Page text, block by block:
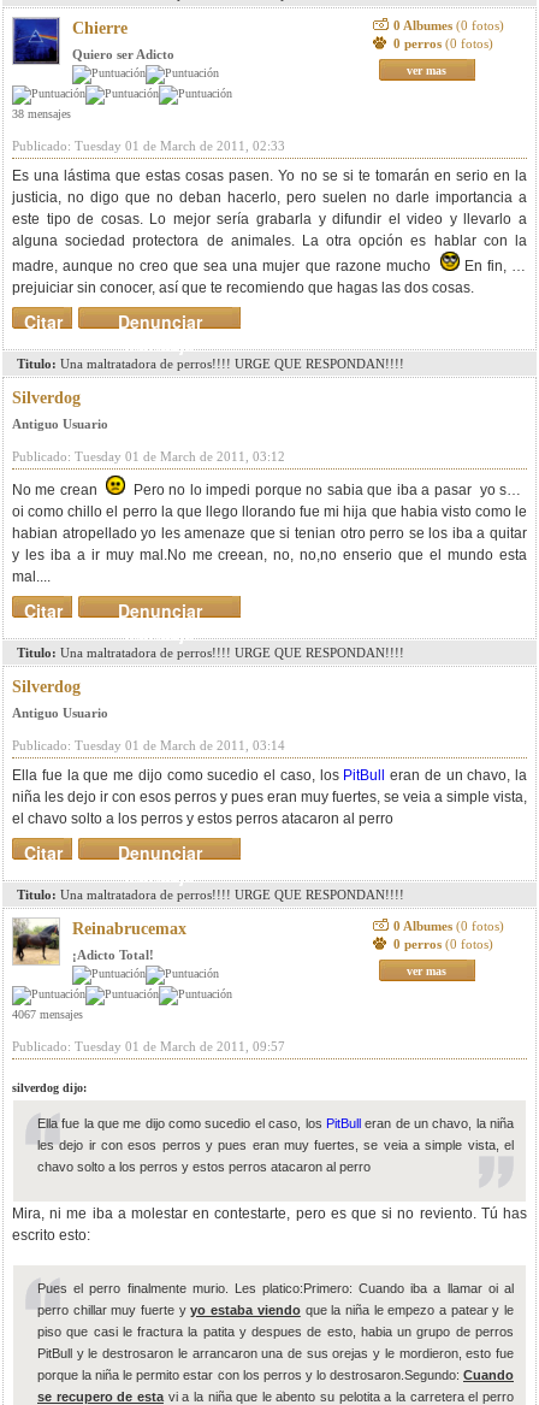
Chierre
Quiero ser Adicto
38 mensajes
0 Albumes (0 fotos)
0 perros (0 fotos)
ver mas
Publicado: Tuesday 01 de March de 2011, 02:33
Es una lástima que estas cosas pasen. Yo no se si te tomarán en serio en la
justicia, no digo que no deban hacerlo, pero suelen no darle importancia a
este tipo de cosas. Lo mejor sería grabarla y difundir el video y llevarlo a
alguna sociedad protectora de animales. La otra opción es hablar con la
madre, aunque no creo que sea una mujer que razone mucho
En fin, es
prejuiciar sin conocer, así que te recomiendo que hagas las dos cosas.
Denunciar
mensaje
Citar
Titulo: Una maltratadora de perros!!!! URGE QUE RESPONDAN!!!!
Silverdog
Antiguo Usuario
Publicado: Tuesday 01 de March de 2011, 03:12
No me crean
Pero no lo impedi porque no sabia que iba a pasar yo solo
oi como chillo el perro la que llego llorando fue mi hija que habia visto como le
habian atropellado yo les amenaze que si tenian otro perro se los iba a quitar
y les iba a ir muy mal.No me creean, no, no,no enserio que el mundo esta
mal....
Denunciar
mensaje
Citar
Titulo: Una maltratadora de perros!!!! URGE QUE RESPONDAN!!!!
Silverdog
Antiguo Usuario
Publicado: Tuesday 01 de March de 2011, 03:14
Ella fue la que me dijo como sucedio el caso, los PitBull
eran de un chavo, la
niña les dejo ir con esos perros y pues eran muy fuertes, se veia a simple vista,
el chavo solto a los perros y estos perros atacaron al perro
Denunciar
mensaje
Citar
Titulo: Una maltratadora de perros!!!! URGE QUE RESPONDAN!!!!
Reinabrucemax
¡Adicto Total!
4067 mensajes
0 Albumes (0 fotos)
0 perros (0 fotos)
ver mas
Publicado: Tuesday 01 de March de 2011, 09:57
silverdog dijo:
Ella fue la que me dijo como sucedio el caso, los PitBulleran de un chavo, la niña
les dejo ir con esos perros y pues eran muy fuertes, se veia a simple vista, el
chavo solto a los perros y estos perros atacaron al perro
Mira, ni me iba a molestar en contestarte, pero es que si no reviento. Tú has
escrito esto:
Pues el perro finalmente murio. Les platico:Primero: Cuando iba a llamar oi al
perro chillar muy fuerte yyo estaba viendoque la niña le empezo a patear y le
piso que casi le fractura la patita y despues de esto, habia un grupo de perros
PitBull y le destrosaron le arrancaron una de sus orejas y le mordieron, esto fue
porque la niña le permito estar con los perros y lo destrosaron.Segundo: Cuando
se recupero de estavi a la niña que le abento su pelotita a la carretera el perro